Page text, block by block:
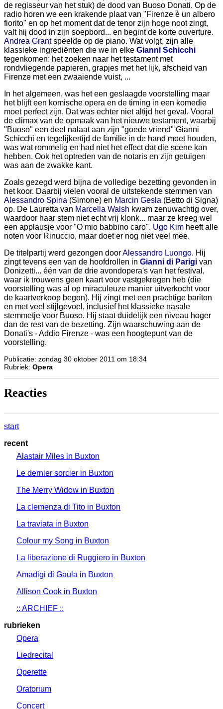
de regisseur van het stuk) de dood van Buoso Donati. Op de
radio horen we een krakende plaat van "Firenze è un albero
fiorito" en op het moment dat de tenor zijn hoge noot zingt,
valt hij dood in zijn soepbord... en begint de korte ouverture.
Andrea Grantspeelde op de piano. Wat volgt, zijn alle
klassieke ingrediënten die we in elke Gianni Schicchi
tegenkomen: het zoeken naar het testament met
rondvliegende papieren, grapjes met het lijk, afscheid van
Firenze met een zwaaiende vuist, ...
In het algemeen, was het een geslaagde voorstelling maar
het blijft een komische opera en de timing in een komedie
moet perfect zijn. Dat was echter niet altijd het geval. Vooral
de climax van de opmaak van het nieuwe testament, waarbij
"Buoso" een deel nalaat aan zijn "goede vriend" Gianni
Schicchi en tegelijkertijd de familie in de hand moet houden,
was wat rommelig en had niet het effect dat die scene kan
hebben. Ook het optreden van de notaris en zijn getuigen
was aan de zwakke kant.
Zoals gezegd werd bijna de volledige bezetting gevonden in
het koor. Daarbij vielen vooral de uitstekende stemmen van
Alessandro Spina (Simone) en Marcin Gesla (Betto di Signa)
op. De Lauretta van Marcella Walsh kwam zenuwachtig over,
waardoor haar stem niet echt vrij klonk... maar ze kreeg wel
een applausje voor "O mio babbino caro". Ugo Kim heeft alle
noten voor Rinuccio, maar doet er nog niet veel mee.
De titelpartij werd gezongen doorAlessandro Luongo. Hij
zingt tevens een van de hoofdrollen in Gianni di Parigi van
Donizetti... één van de drie avondopera's van het festival,
waar ik trouwens geen kaart voor vastgekregen heb (die
voorstelling was al op miraculeuze manier uitverkocht voor
de kaartverkoop begon). Hij zingt met een prachtige bariton
en met veel stijlgevoel, inclusief het klassieke nasale
stemmetje voor Buoso. Hij staat duidelijk een niveau hoger
dan de rest van de bezetting. Zijn waarschuwing aan de
Donati's - Addio Firenze - was een hoogtepunt van de
voorstelling.
Publicatie: zondag 30 oktober 2011 om 18:34
Rubriek: Opera
Reacties
start
recent
Alastair Miles in Buxton
Le dernier sorcier in Buxton
The Merry Widow in Buxton
La clemenza di Tito in Buxton
La traviata in Buxton
Colour my Song in Buxton
La liberazione di Ruggiero in Buxton
Amadigi di Gaula in Buxton
Allison Cook in Buxton
:: ARCHIEF ::
rubrieken
Opera
Liedrecital
Operette
Oratorium
Concert